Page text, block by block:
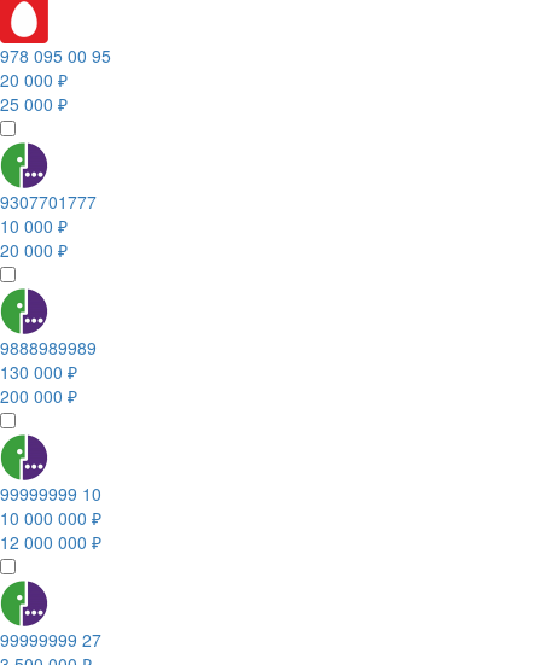
978 095 00 95
20 000 ₽
25 000 ₽
9307701777
10 000 ₽
20 000 ₽
9888989989
130 000 ₽
200 000 ₽
99999999 10
10 000 000 ₽
12 000 000 ₽
99999999 27